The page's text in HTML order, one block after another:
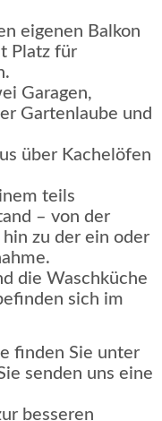
eigenen Balkon
Platz für
Garagen,
Gartenlaube und
über Kachelöfen
teils
– von der
zu der ein oder
die Waschküche
sich im
finden Sie unter
senden uns eine
besseren